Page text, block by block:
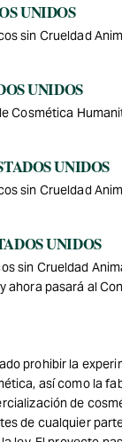
UNIDOS
sin Crueldad
UNIDOS
Cosmética
UNIDOS
sin Crueldad
UNIDOS
sin Crueldad
ahora pasará al
prohibir la
así como la
de
de cualquier